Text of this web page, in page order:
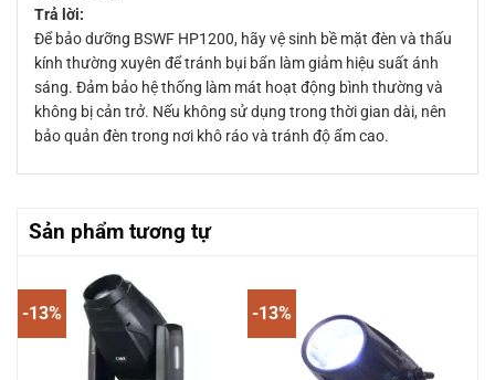
Trả lời:
Để bảo dưỡng BSWF HP1200, hãy vệ sinh bề mặt đèn và thấu
kính thường xuyên để tránh bụi bẩn làm giảm hiệu suất ánh
sáng. Đảm bảo hệ thống làm mát hoạt động bình thường và
không bị cản trở. Nếu không sử dụng trong thời gian dài, nên
bảo quản đèn trong nơi khô ráo và tránh độ ẩm cao.
Sản phẩm tương tự
-13% -13%